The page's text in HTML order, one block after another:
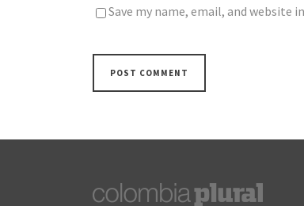
Save my name, email, and